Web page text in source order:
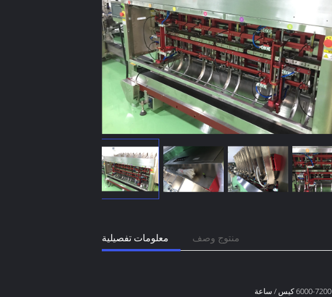
معلومات تفصيلية منتوج وصف
6000-7200 كيس / ساعة